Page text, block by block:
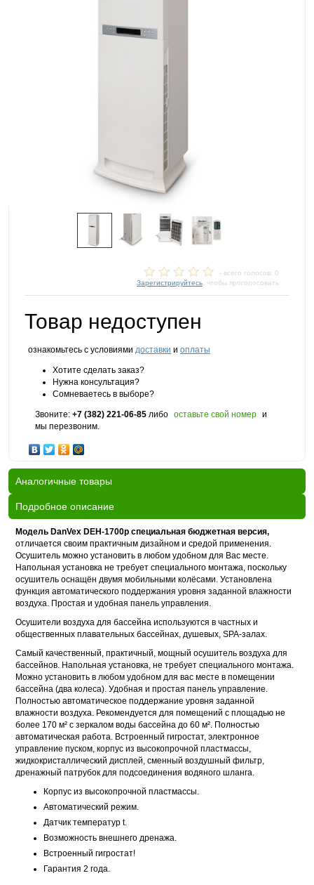
- всего голосов: 0
Зарегистрируйтесь , чтобы проголосовать
Товар недоступен
ознакомьтесь с условиями доставки и оплаты
Хотите сделать заказ?
Нужна консультация?
Сомневаетесь в выборе?
Звоните: +7 (382) 221-06-85 либо оставьте свой номер и
мы перезвоним.
Аналогичные товары
Подробное описание
Модель DanVex DEH-1700p специальная бюджетная версия,
отличается своим практичным дизайном и средой применения.
Осушитель можно установить в любом удобном для Вас месте.
Напольная установка не требует специального монтажа, поскольку
осушитель оснащён двумя мобильными колёсами. Установлена
функция автоматического поддержания уровня заданной влажности
воздуха. Простая и удобная панель управления.
Осушители воздуха для бассейна используются в частных и
общественных плавательных бассейнах, душевых, SPA-залах.
Самый качественный, практичный, мощный осушитель воздуха для
бассейнов. Напольная установка, не требует специального монтажа.
Можно установить в любом удобном для вас месте в помещении
бассейна (два колеса). Удобная и простая панель управление.
Полностью автоматическое поддержание уровня заданной
влажности воздуха. Рекомендуется для помещений с площадью не
более 170 м² с зеркалом воды бассейна до 60 м². Полностью
автоматическая работа. Встроенный гигростат, электронное
управление пуском, корпус из высокопрочной пластмассы,
жидкокристаллический дисплей, сменный воздушный фильтр,
дренажный патрубок для подсоединения водяного шланга.
Корпус из высокопрочной пластмассы.
Автоматический режим.
Датчик температур t.
Возможность внешнего дренажа.
Встроенный гигростат!
Гарантия 2 года.